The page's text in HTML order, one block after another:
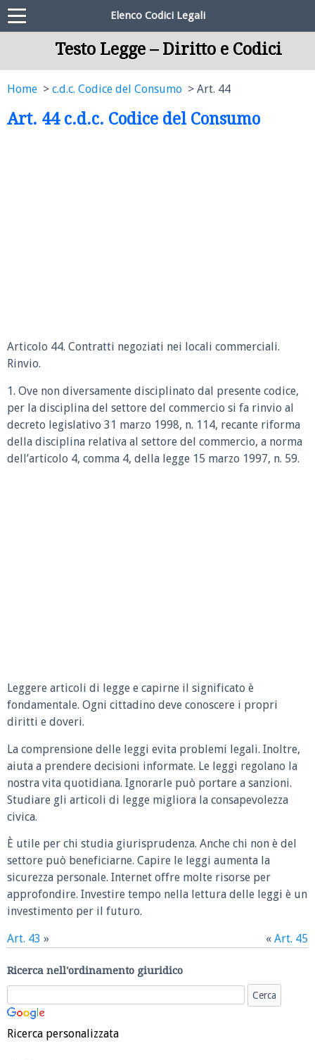
Elenco Codici Legali
Testo Legge – Diritto e Codici
Home c.d.c. Codice del Consumo Art. 44
Art. 44 c.d.c. Codice del Consumo
Articolo 44. Contratti negoziati nei locali commerciali.
Rinvio.
1. Ove non diversamente disciplinato dal presente codice,
per la disciplina del settore del commercio si fa rinvio al
decreto legislativo 31 marzo 1998, n. 114, recante riforma
della disciplina relativa al settore del commercio, a norma
dell’articolo 4, comma 4, della legge 15 marzo 1997, n. 59.
Leggere articoli di legge e capirne il significato è
fondamentale. Ogni cittadino deve conoscere i propri
diritti e doveri.
La comprensione delle leggi evita problemi legali. Inoltre,
aiuta a prendere decisioni informate. Le leggi regolano la
nostra vita quotidiana. Ignorarle può portare a sanzioni.
Studiare gli articoli di legge migliora la consapevolezza
civica.
È utile per chi studia giurisprudenza. Anche chi non è del
settore può beneficiarne. Capire le leggi aumenta la
sicurezza personale. Internet offre molte risorse per
approfondire. Investire tempo nella lettura delle leggi è un
investimento per il futuro.
Art. 43 » « Art. 45
Ricerca nell'ordinamento giuridico
Ricerca personalizzata